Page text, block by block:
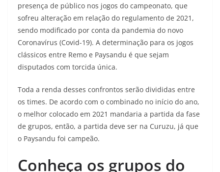
presença de público nos jogos do campeonato, que
sofreu alteração em relação do regulamento de 2021,
sendo modificado por conta da pandemia do novo
Coronavírus (Covid-19). A determinação para os jogos
clássicos entre Remo e Paysandu é que sejam
disputados com torcida única.
Toda a renda desses confrontos serão divididas entre
os times. De acordo com o combinado no início do ano,
o melhor colocado em 2021 mandaria a partida da fase
de grupos, então, a partida deve ser na Curuzu, já que
o Paysandu foi campeão.
Conheça os grupos do